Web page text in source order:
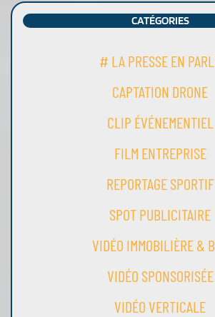
CATÉGORIES
# LA PRESSE EN
CAPTATION DRONE
CLIP ÉVÉNEMENTIEL
FILM ENTREPRISE
REPORTAGE SPORTIF
SPOT PUBLICITAIRE
VIDÉO IMMOBILIÈRE &
VIDÉO SPONSORISÉE
VIDÉO VERTICALE